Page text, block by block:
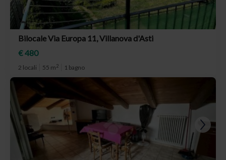
Bilocale Via Europa 11, Villanova d'Asti
€ 480
2 locali 55 m2 1 bagno